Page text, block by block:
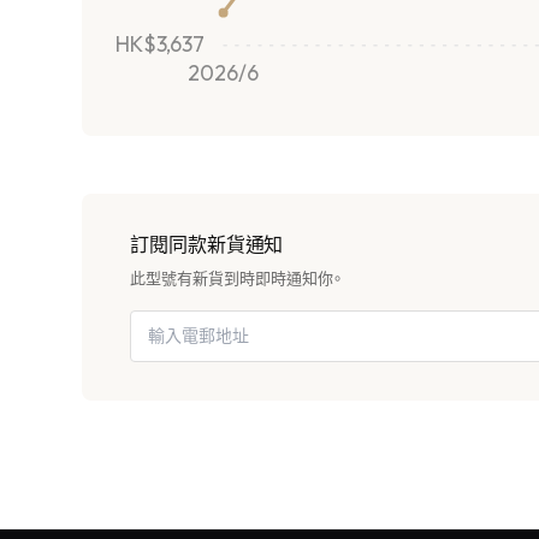
HK$3,637
2026/6
訂閱同款新貨通知
此型號有新貨到時即時通知你。